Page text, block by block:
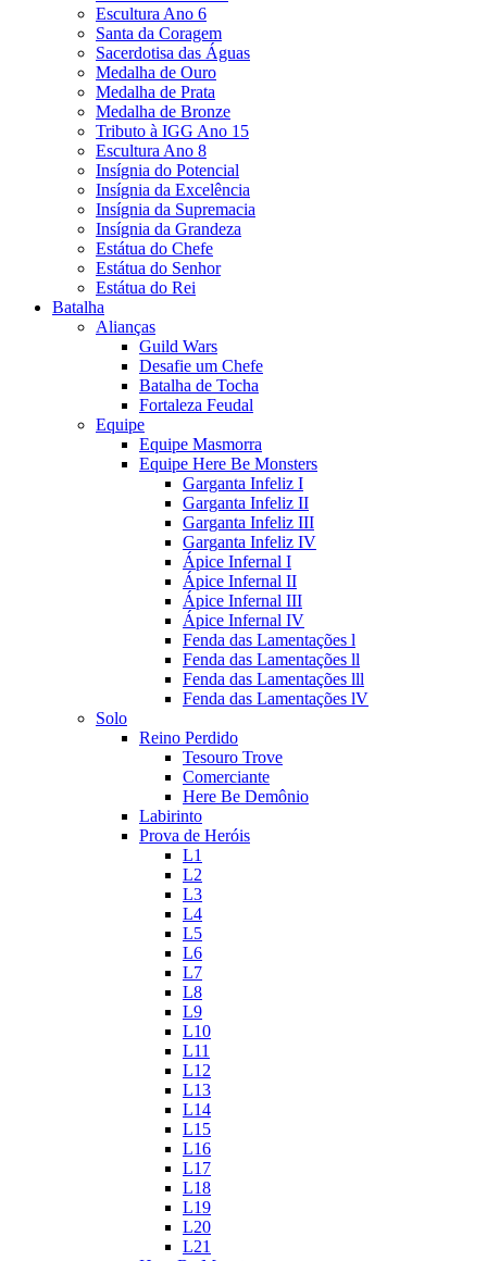
Escultura Ano 6
Santa da Coragem
Sacerdotisa das Águas
Medalha de Ouro
Medalha de Prata
Medalha de Bronze
Tributo à IGG Ano 15
Escultura Ano 8
Insígnia do Potencial
Insígnia da Excelência
Insígnia da Supremacia
Insígnia da Grandeza
Estátua do Chefe
Estátua do Senhor
Estátua do Rei
Batalha
Alianças
Guild Wars
Desafie um Chefe
Batalha de Tocha
Fortaleza Feudal
Equipe
Equipe Masmorra
Equipe Here Be Monsters
Garganta Infeliz I
Garganta Infeliz II
Garganta Infeliz III
Garganta Infeliz IV
Ápice Infernal I
Ápice Infernal II
Ápice Infernal III
Ápice Infernal IV
Fenda das Lamentações l
Fenda das Lamentações ll
Fenda das Lamentações lll
Fenda das Lamentações lV
Solo
Reino Perdido
Tesouro Trove
Comerciante
Here Be Demônio
Labirinto
Prova de Heróis
L1
L2
L3
L4
L5
L6
L7
L8
L9
L10
L11
L12
L13
L14
L15
L16
L17
L18
L19
L20
L21